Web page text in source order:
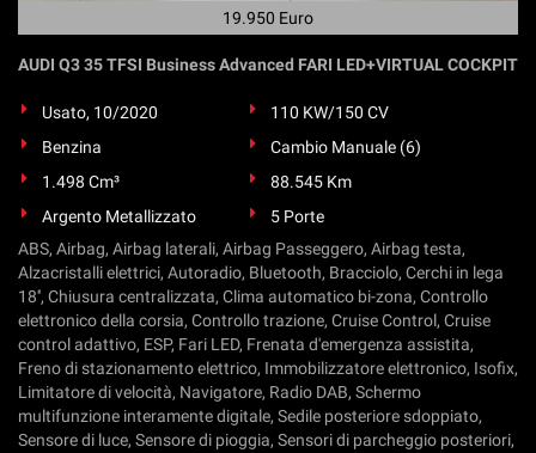
19.950 Euro
AUDI Q3 35 TFSI Business Advanced FARI LED+VIRTUAL COCKPIT
Usato, 10/2020
110 KW/150 CV
Benzina
Cambio Manuale (6)
1.498 Cm³
88.545 Km
Argento Metallizzato
5 Porte
ABS, Airbag, Airbag laterali, Airbag Passeggero, Airbag testa,
Alzacristalli elettrici, Autoradio, Bluetooth, Bracciolo, Cerchi in lega
18'', Chiusura centralizzata, Clima automatico bi-zona, Controllo
elettronico della corsia, Controllo trazione, Cruise Control, Cruise
control adattivo, ESP, Fari LED, Frenata d'emergenza assistita,
Freno di stazionamento elettrico, Immobilizzatore elettronico, Isofix,
Limitatore di velocità, Navigatore, Radio DAB, Schermo
multifunzione interamente digitale, Sedile posteriore sdoppiato,
Sensore di luce, Sensore di pioggia, Sensori di parcheggio posteriori,